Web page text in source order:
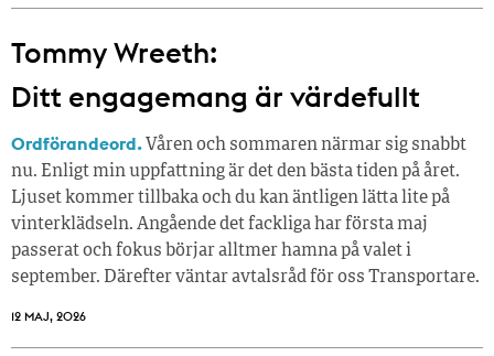
Tommy Wreeth:
Ditt engagemang är värdefullt
Ordförandeord. Våren och sommaren närmar sig snabbt
nu. Enligt min uppfattning är det den bästa tiden på året.
Ljuset kommer tillbaka och du kan äntligen lätta lite på
vinterklädseln. Angående det fackliga har första maj
passerat och fokus börjar alltmer hamna på valet i
september. Därefter väntar avtalsråd för oss Transportare.
12 MAJ, 2026